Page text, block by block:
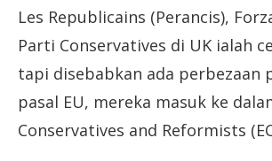
Les Republicains (Perancis),
Parti Conservatives di UK ialah
tapi disebabkan ada perbezaan
pasal EU, mereka masuk ke
Conservatives and Reformists